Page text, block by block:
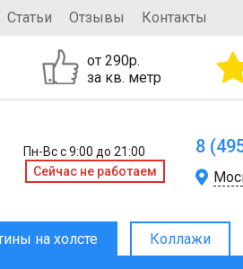
Статьи Отзывы Контакты
от 290р.
за кв. метр
Пн-Вс с 9:00 до 21:00
Cейчас не работаем
8
на холсте Коллажи